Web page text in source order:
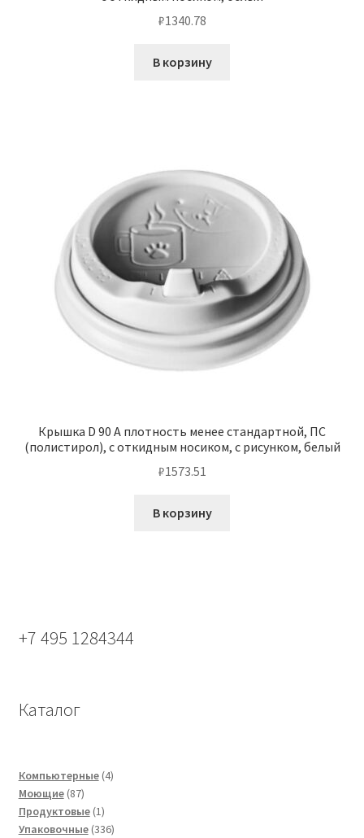
₽1340.78
В корзину
Крышка D 90 А плотность менее стандартной, ПС
(полистирол), с откидным носиком, с рисунком, белый
₽1573.51
В корзину
+7 495 1284344
Каталог
Компьютерные 44
Моющие 8787
товаров
Продуктовые 11
товар
Упаковочные 336336